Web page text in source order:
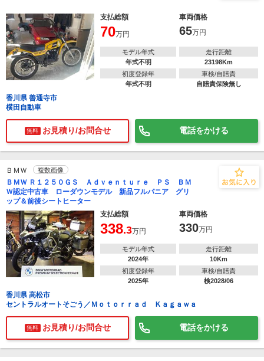
支払総額 車両価格
70万円 65万円
モデル年式
年式不明
走行距離
23198Km
初度登録年
年式不明
車検/自賠責
自賠責保険無し
香川県 善通寺市
横田自動車
無料 お見積り/お問合せ 電話をかける
ＢＭＷ 複数画像
ＢＭＷ Ｒ１２５０ＧＳ Ａｄｖｅｎｔｕｒｅ ＰＳ ＢＭ
Ｗ認定中古車 ローダウンモデル 新品フルパニア グリ
ップ＆前後シートヒーター
支払総額
車両価格
338.3万円 330万円
モデル年式
2024年
走行距離
10Km
初度登録年
2025年
車検/自賠責
検2028/06
香川県 高松市
セントラルオートそごう／Ｍｏｔｏｒｒａｄ Ｋａｇａｗａ
無料 お見積り/お問合せ 電話をかける